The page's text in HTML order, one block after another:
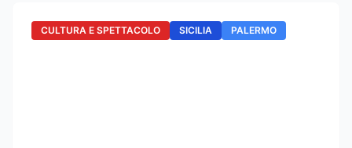
CULTURA E SPETTACOLO SICILIA PALERMO